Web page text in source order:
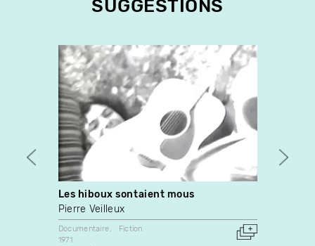
SUGGESTIONS
Les hiboux sontaient mous
Pierre Veilleux
Documentaire
Fiction
1971